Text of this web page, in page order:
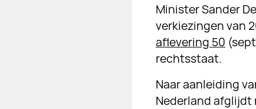
Minister Sander
verkiezingen van
aflevering 50
rechtsstaat.
Naar aanleiding
Nederland afglijdt